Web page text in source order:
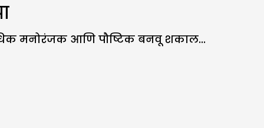
मनोरंजक आणि पौष्टिक बनवू शकाल...